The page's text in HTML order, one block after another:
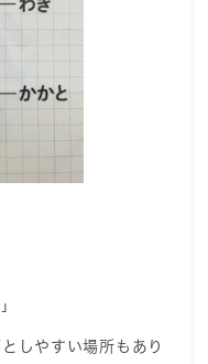
しやすい場所もあり